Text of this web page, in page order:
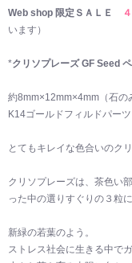
Web shop 限定ＳＡＬＥ
います）
*クリソプレーズ GF Seed
約8mm×12mm×4mm（石の
K14ゴールドフィルドパーツ
とてもキレイな色合いのク
クリソプレーズは、茶色い
った中の選りすぐりの３粒に
新緑の若葉のよう。
ストレス社会に生きる中で